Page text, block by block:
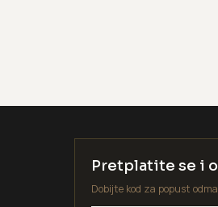
Pretplatite se i
Dobijte kod za popust